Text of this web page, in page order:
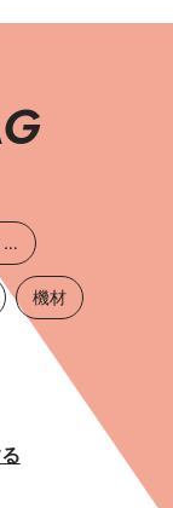
めーる・で・あさひ
機材